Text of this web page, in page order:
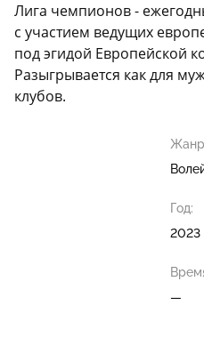
Лига чемпионов -
с участием ведущих
под эгидой Европейской
Разыгрывается как для
клубов.
Год:
2023
—